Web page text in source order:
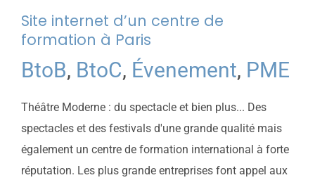
Site internet d’un centre de
formation à Paris
BtoB, BtoC, Évenement, PME
Théâtre Moderne : du spectacle et bien plus... Des
spectacles et des festivals d'une grande qualité mais
également un centre de formation international à forte
réputation. Les plus grande entreprises font appel aux